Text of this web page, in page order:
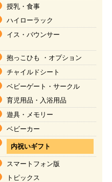
授乳・食事
ハイローラック
イス・バウンサー
抱っこひも ・ オプション
チャイルドシート
ベビーゲート・サークル
育児用品 ・ 入浴用品
遊具・メモリー
ベビーカー
内祝いギフト
スマートフォン版
トピックス